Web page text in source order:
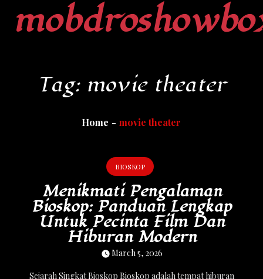
Tag: movie theater
Home movie theater
BIOSKOP
Menikmati Pengalaman
Bioskop: Panduan Lengkap
Untuk Pecinta Film Dan
Hiburan Modern
March 5, 2026
Sejarah Singkat Bioskop Bioskop adalah tempat hiburan